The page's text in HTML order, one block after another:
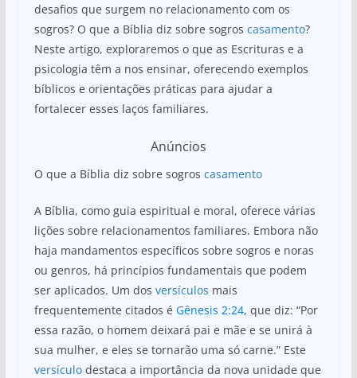
desafios que surgem no relacionamento com os
sogros? O que a Bíblia diz sobre sogros casamento?
Neste artigo, exploraremos o que as Escrituras e a
psicologia têm a nos ensinar, oferecendo exemplos
bíblicos e orientações práticas para ajudar a
fortalecer esses laços familiares.
Anúncios
O que a Bíblia diz sobre sogros casamento
A Bíblia, como guia espiritual e moral, oferece várias
lições sobre relacionamentos familiares. Embora não
haja mandamentos específicos sobre sogros e noras
ou genros, há princípios fundamentais que podem
ser aplicados. Um dos versículos mais
frequentemente citados é Gênesis 2:24, que diz: “Por
essa razão, o homem deixará pai e mãe e se unirá à
sua mulher, e eles se tornarão uma só carne.” Este
versículodestaca a importância da nova unidade que